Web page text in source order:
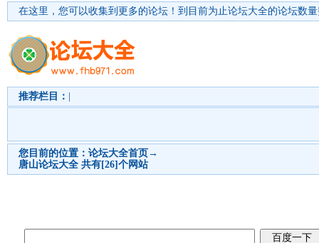
在这里，您可以收集到更多的论坛！ 到目前为止论坛大全的论坛数
推荐栏目：
您目前的位置： 论坛大全首页→
唐山论坛大全 共有[26]个网站